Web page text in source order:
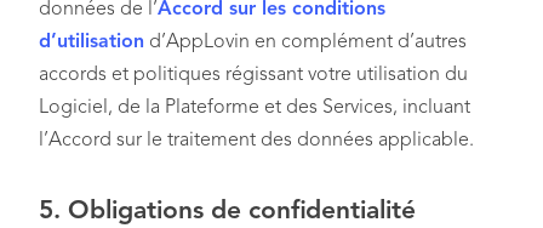
données de l’Accord sur les conditions
d’utilisation d’AppLovin en complément d’autres
accords et politiques régissant votre utilisation du
Logiciel, de la Plateforme et des Services, incluant
l’Accord sur le traitement des données applicable.
5. Obligations de confidentialité